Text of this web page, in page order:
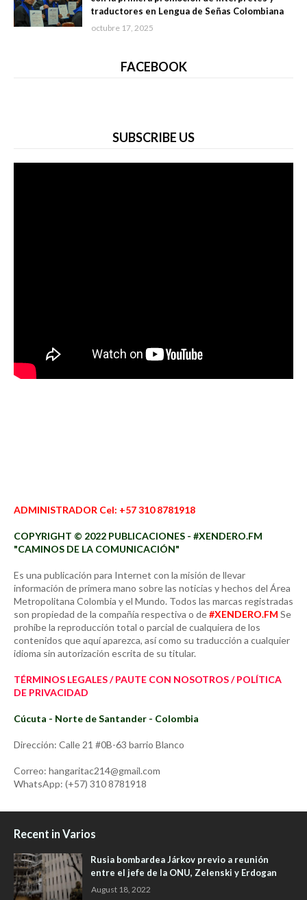
traductores en Lengua de Señas Colombiana
octubre 17, 2025
FACEBOOK
SUBSCRIBE US
ADMINISTRADOR Cel: +57 310 8781918
COPYRIGHT © 2022 PUBLICACIONES - #XENDERO.FM
"CAMINOS DE LA COMUNICACIÓN"
Es una publicación para Internet con la misión de llevar
información de primera mano sobre las noticias y hechos del Área
Metropolitana Colombia y el Mundo. Todos las marcas registradas
son propiedad de la compañía respectiva o de#XENDERO.FM Se
prohíbe la reproducción total o parcial de cualquiera de los
contenidos que aquí aparezca, así como su traducción a cualquier
idioma sin autorización escrita de su titular.
TÉRMINOS LEGALES / PAUTE CON NOSOTROS / POLÍTICA
DE PRIVACIDAD
Cúcuta - Norte de Santander - Colombia
Dirección: Calle 21 #0B-63 barrio Blanco
Correo: hangaritac214@gmail.com
WhatsApp: (+57) 310 8781918
Recent in Varios
Rusia bombardea Járkov previo a reunión
entre el jefe de la ONU, Zelenski y Erdogan
August 18, 2022